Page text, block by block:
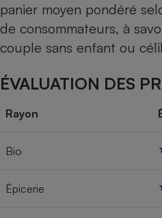
panier moyen pondéré
de consommateurs, à
couple sans enfant ou
ÉVALUATION DES
Rayon
Bio
Épicerie